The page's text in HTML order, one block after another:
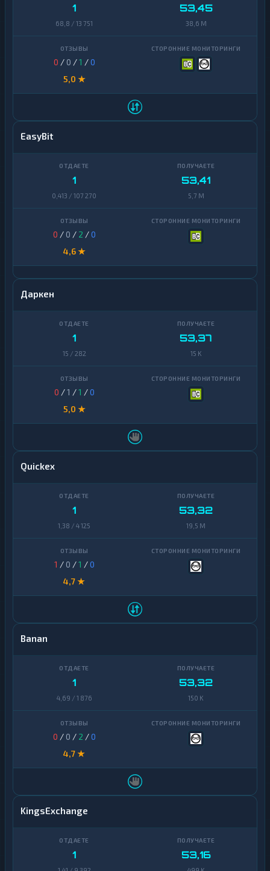
1
68,8 / 13 751
53,45
38,6 M
0 / 0 /1 /0
5,0 ★
EasyBit
1
0,413 / 107 270
53,41
5,7 M
0 / 0 / 2 /0
4,6 ★
Даркен
1
15 / 282
53,37
15 K
0 /1 /1 /0
5,0 ★
Quickex
1
1,38 / 4 125
53,32
19,5 M
1 / 0 /1 /0
4,7 ★
Banan
1
4,69 / 1 876
53,32
150 K
0 / 0 / 2 /0
4,7 ★
KingsExchange
1 53,16